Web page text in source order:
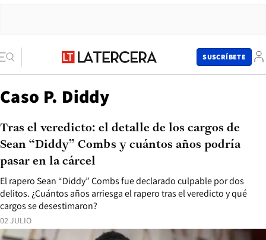
SUSCRÍBETE
Caso P. Diddy
02 JULIO
El rapero Sean “Diddy” Combs fue declarado culpable por dos
delitos. ¿Cuántos años arriesga el rapero tras el veredicto y qué
cargos se desestimaron?
Tras el veredicto: el detalle de los cargos de
Sean “Diddy” Combs y cuántos años podría
pasar en la cárcel